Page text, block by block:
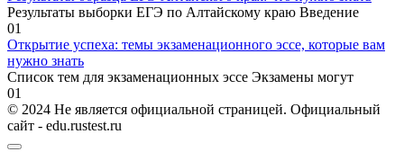
Результаты выборки ЕГЭ по Алтайскому краю Введение
01
Открытие успеха: темы экзаменационного эссе, которые вам
нужно знать
Список тем для экзаменационных эссе Экзамены могут
01
© 2024 Не является официальной страницей. Официальный
сайт - edu.rustest.ru